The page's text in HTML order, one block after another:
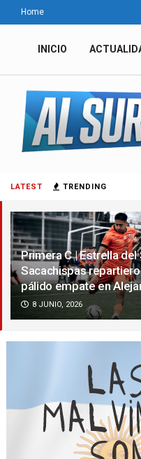
LATEST TRENDING
Primera C | Estrella del
Sacachispas
pálido empate en
8 JUNIO, 2026
Home
INICIO